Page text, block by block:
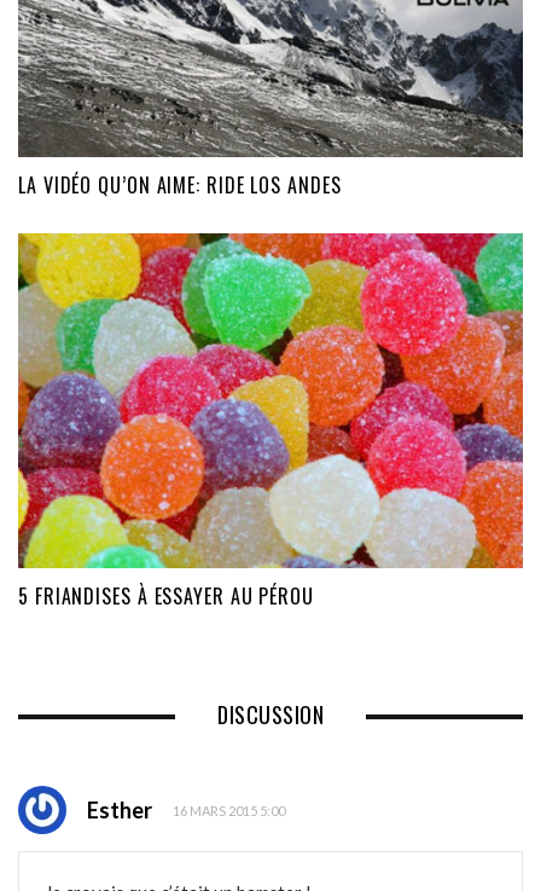
LA VIDÉO QU’ON AIME: RIDE LOS ANDES
5 FRIANDISES À ESSAYER AU PÉROU
DISCUSSION
Esther 16 MARS 2015 5:00